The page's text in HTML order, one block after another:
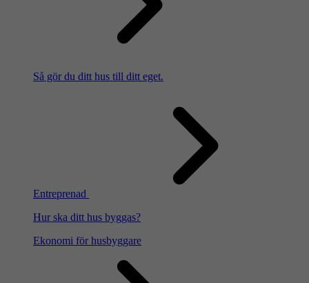
Så gör du ditt hus till ditt eget.
Entreprenad
Hur ska ditt hus byggas?
Ekonomi för husbyggare